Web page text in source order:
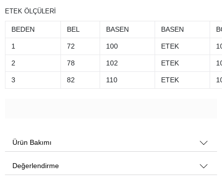
ETEK ÖLÇÜLERİ
BEDEN BEL BASEN BASEN
1 72 100 ETEK
2 78 102 ETEK
3 82 110 ETEK
Ürün Bakımı
Değerlendirme